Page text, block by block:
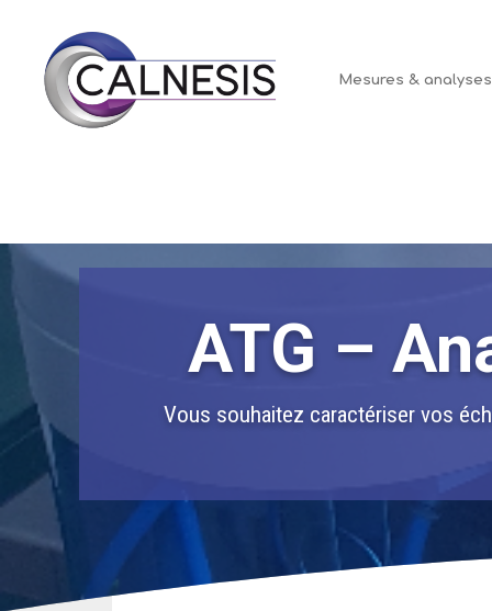
Mesures &
ATG –
Vous souhaitez caractériser vos